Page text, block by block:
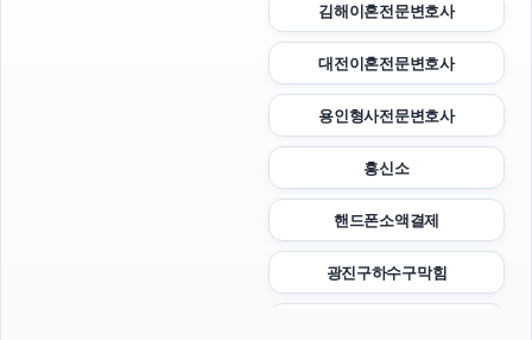
김해이혼전문변호사
대전이혼전문변호사
용인형사전문변호사
흥신소
핸드폰소액결제
광진구하수구막힘